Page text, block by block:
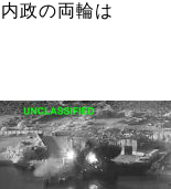
政の両輪は